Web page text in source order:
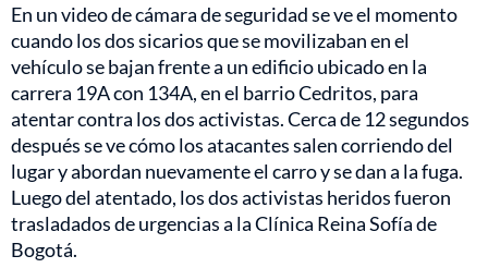
En un video de cámara de seguridad se ve el momento
cuando los dos sicarios que se movilizaban en el
vehículo se bajan frente a un edificio ubicado en la
carrera 19A con 134A, en el barrio Cedritos, para
atentar contra los dos activistas. Cerca de 12 segundos
después se ve cómo los atacantes salen corriendo del
lugar y abordan nuevamente el carro y se dan a la fuga.
Luego del atentado, los dos activistas heridos fueron
trasladados de urgencias a la Clínica Reina Sofía de
Bogotá.